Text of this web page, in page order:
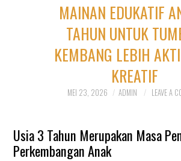
KATALOG BOARD GAME 5
KATALOG BALOK EDUKATIF
MAINAN EDUKATIF
TAHUN UNTUK
KEMBANG LEBIH
KREATIF
MEI 23, 2026 ADMIN LEAVE A
Usia 3 Tahun Merupakan Masa
Perkembangan Anak